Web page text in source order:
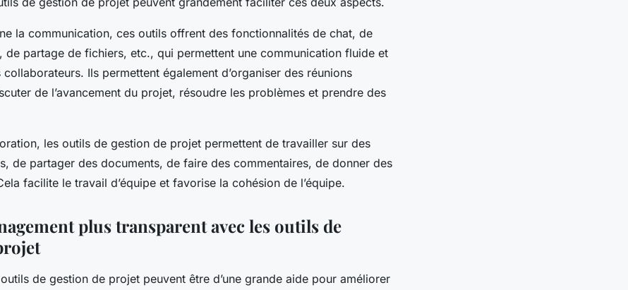
la communication, ces outils offrent des fonctionnalités de chat, de
de partage de fichiers, etc., qui permettent une communication fluide et
Ils permettent également d’organiser des réunions
de l’avancement du projet, résoudre les problèmes et prendre des
les outils de gestion de projet permettent de travailler sur des
de partager des documents, de faire des commentaires, de donner des
facilite le travail d’équipe et favorise la cohésion de l’équipe.
plus transparent avec les outils de
de gestion de projet peuvent être d’une grande aide pour améliorer